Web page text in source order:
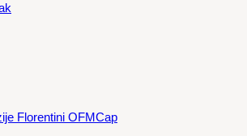
Florentini OFMCap